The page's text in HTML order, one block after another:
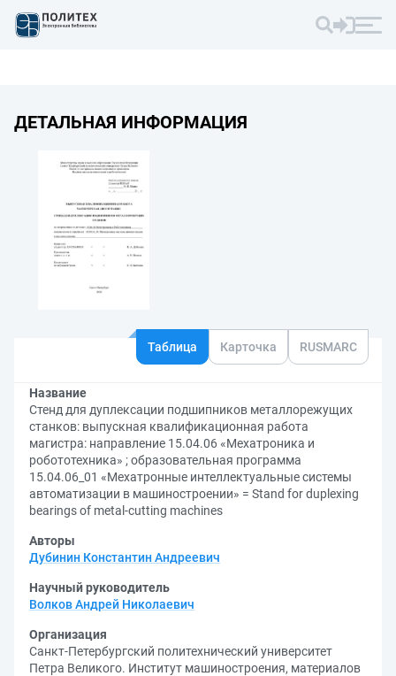
ДЕТАЛЬНАЯ ИНФОРМАЦИЯ
Таблица Карточка RUSMARC
Название
Стенд для дуплексации подшипников металлорежущих
станков: выпускная квалификационная работа
магистра: направление 15.04.06 «Мехатроника и
робототехника» ; образовательная программа
15.04.06_01 «Мехатронные интеллектуальные системы
автоматизации в машиностроении» = Stand for duplexing
bearings of metal-cutting machines
Авторы
Дубинин Константин Андреевич
Научный руководитель
Волков Андрей Николаевич
Организация
Санкт-Петербургский политехнический университет
Петра Великого. Институт машиностроения, материалов